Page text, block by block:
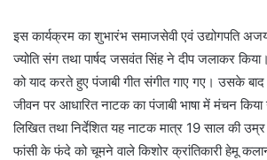
इस कार्यक्रम का शुभारंभ समाजसेवी एवं उद्योगपति
ज्योति संग तथा पार्षद जसवंत सिंह ने दीप जलाकर
को याद करते हुए पंजाबी गीत संगीत गाए गए। उसके
जीवन पर आधारित नाटक का पंजाबी भाषा में मंचन किया
लिखित तथा निर्देशित यह नाटक मात्र 19 साल की
फांसी के फंदे को चूमने वाले किशोर क्रांतिकारी हेमू